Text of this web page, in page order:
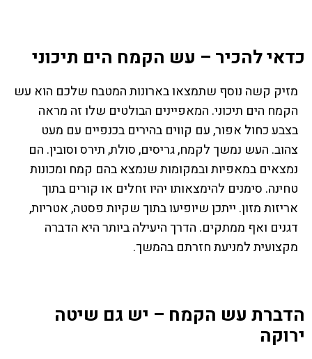
כדאי להכיר – עש הקמח הים תיכוני
מזיק קשה נוסף שתמצאו בארונות המטבח שלכם הוא עש
הקמח הים תיכוני. המאפיינים הבולטים שלו זה מראה
בצבע כחול אפור, עם קווים בהירים בכנפיים עם מעט
צהוב. העש נמשך לקמח, גריסים, סולת, תירס וסובין. הם
נמצאים במאפיות ובמקומות שנמצא בהם קמח ומכונות
טחינה. סימנים להימצאותו יהיו זחלים או קורים בתוך
אריזות מזון. ייתכן שיופיעו בתוך שקיות פסטה, אטריות,
דגנים ואף ממתקים. הדרך היעילה ביותר היא הדברה
מקצועית למניעת חזרתם בהמשך.
הדברת עש הקמח – יש גם שיטה
ירוקה